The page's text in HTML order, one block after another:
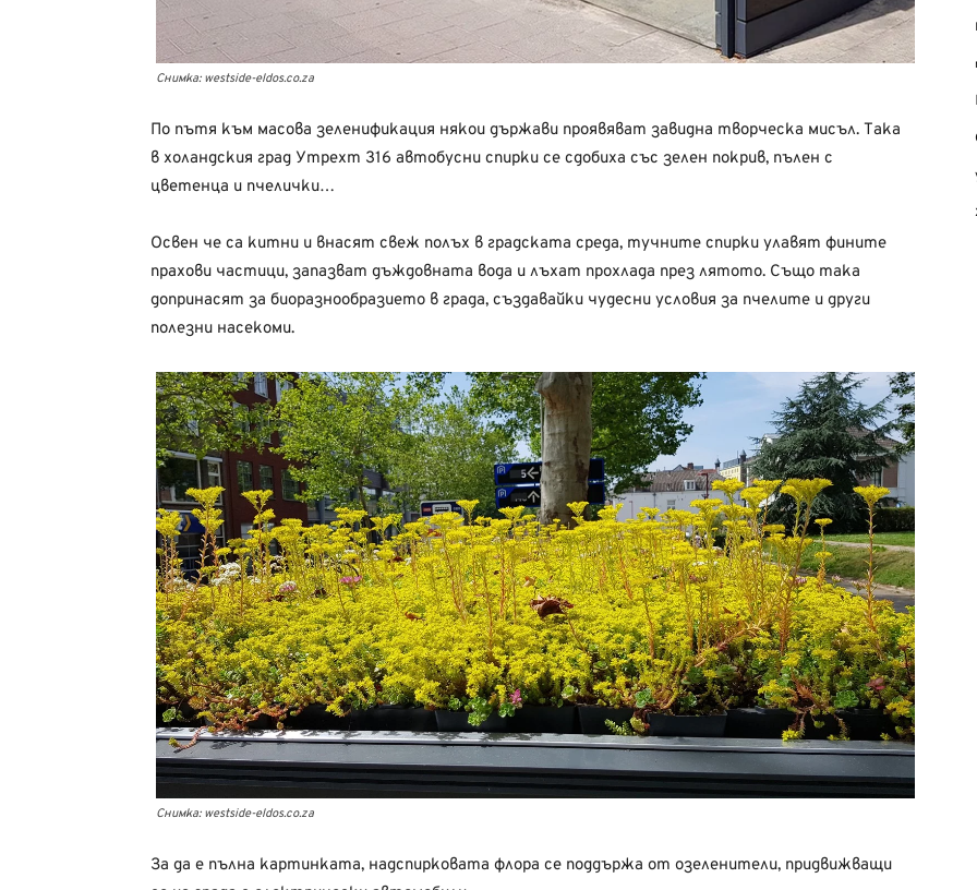
Снимка: westside-eldos.co.za
По пътя към масова зеленификация някои държави проявяват завидна творческа мисъл. Така
в холандския град Утрехт 316 автобусни спирки се сдобиха със зелен покрив, пълен с
цветенца и пчелички…
Освен че са китни и внасят свеж полъх в градската среда, тучните спирки улавят фините
прахови частици, запазват дъждовната вода и лъхат прохлада през лятото. Също така
допринасят за биоразнообразието в града, създавайки чудесни условия за пчелите и други
полезни насекоми.
Снимка: westside-eldos.co.za
За да е пълна картинката, надспирковата флора се поддържа от озеленители, придвижващи